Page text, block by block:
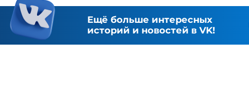
Ещё больше интересных
историй и новостей в VK!